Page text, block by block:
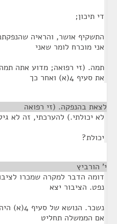
די תיכון;
התשקיף אושר, והראיה
אני מוכרח לומר שאני
תמה. (זי רפואה; מדוע אתה
את סעיף 4(א) ואחר כך
לצאת בהנפקה. (זי רפואה
לא יכולתי.) להערכתי, זה לא
יכולת?
י' הורביץ
דומה הדבר למקרה שמכרו
נפט. הציבור יצא
נשכר.
אם הממשלה תחליט